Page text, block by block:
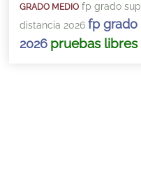
GRADO MEDIO fp grado
distancia 2026 fp grado
2026 pruebas libres